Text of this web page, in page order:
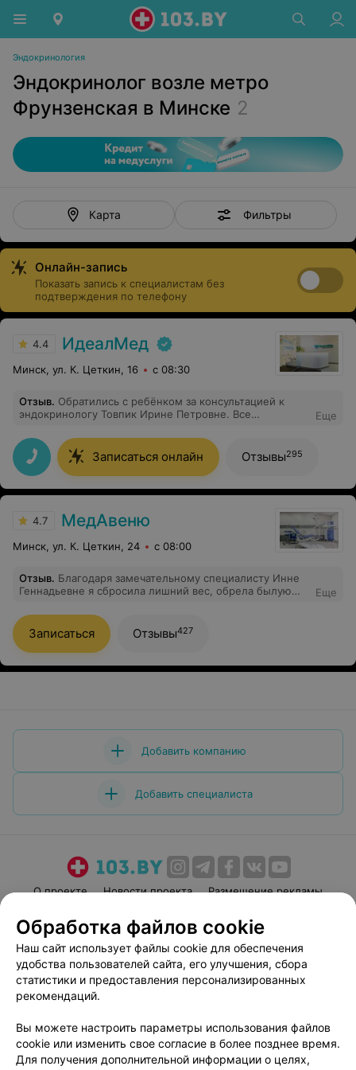
Эндокринология
Эндокринолог возле метро
Фрунзенская в Минске 2
Карта Фильтры
Онлайн-запись
Показать запись к специалистам без
подтверждения по телефону
4.4 ИдеалМед
Минск, ул. К. Цеткин, 16 с 08:30
Отзыв. Обратились с ребёнком за консультацией к
эндокринологу Товпик Ирине Петровне. Все
через месяц придем повторно. Вблизи медцентра
стоянки свободной для автомобиля в 9.30 утра не
было.
Еще
Записаться онлайн Отзывы295
4.7 МедАвеню
Минск, ул. К. Цеткин, 24 с 08:00
Отзыв. Благодаря замечательному специалисту Инне
Геннадьевне я сбросила лишний вес, обрела былую
себе. Спасибо, замечательный доктор! Елизавета.
Еще
Записаться Отзывы427
Добавить компанию
Добавить специалиста
О проекте Новости проекта
Размещение рекламы
Пользовательское соглашение
Способы оплаты
Вакансии
Партнеры
Написать руководителю 103.by
Персональные настройки cookie
Обработка персональных данных
Обработка файлов cookie
Наш сайт использует файлы cookie для обеспечения
удобства пользователей сайта, его улучшения, сбора
статистики и предоставления персонализированных
рекомендаций.
Вы можете настроить параметры использования файлов
cookie или изменить свое согласие в более позднее время.
Для получения дополнительной информации о целях,